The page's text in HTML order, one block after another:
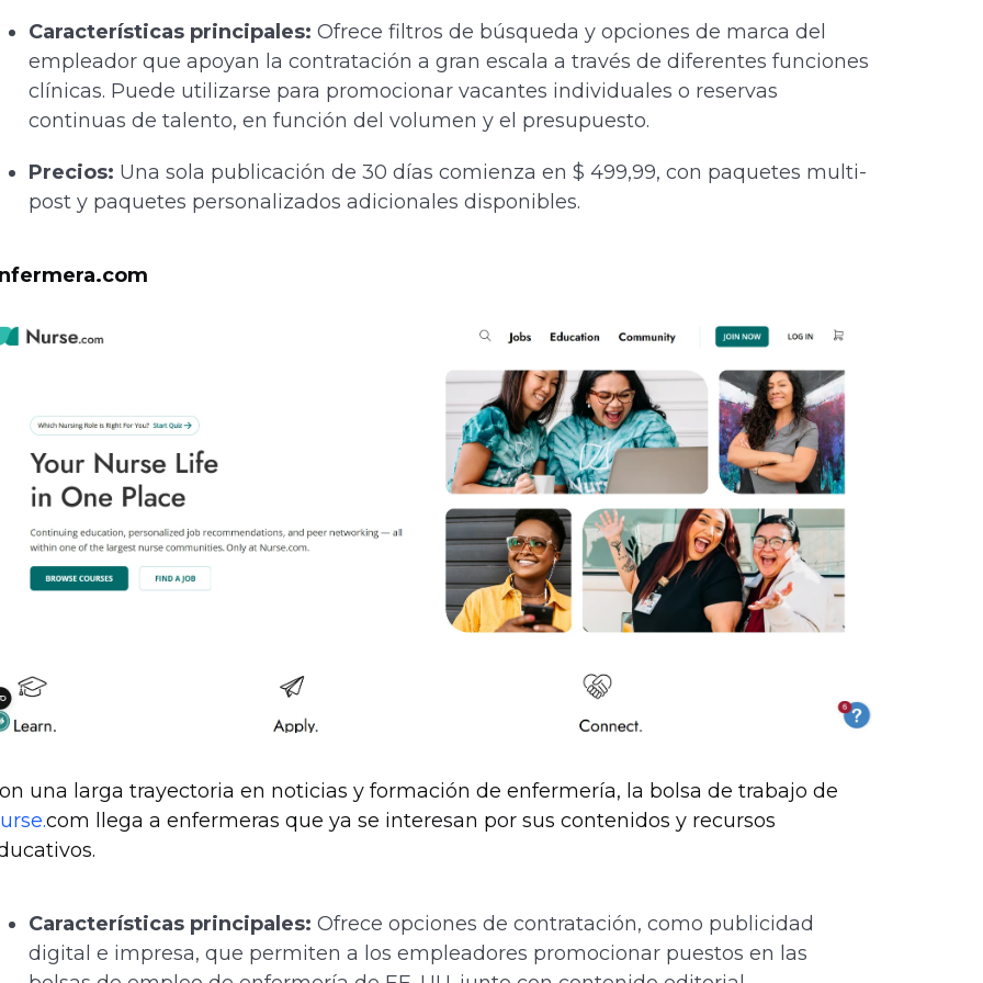
Características principales: Ofrece filtros de búsqueda y opciones de marca del
empleador que apoyan la contratación a gran escala a través de diferentes funciones
clínicas. Puede utilizarse para promocionar vacantes individuales o reservas
continuas de talento, en función del volumen y el presupuesto.
Precios: Una sola publicación de 30 días comienza en $ 499,99, con paquetes multi-
post y paquetes personalizados adicionales disponibles.
una larga trayectoria en noticias y formación de enfermería, la bolsa de trabajo de
com llega a enfermeras que ya se interesan por sus contenidos y recursos
Características principales: Ofrece opciones de contratación, como publicidad
digital e impresa, que permiten a los empleadores promocionar puestos en las